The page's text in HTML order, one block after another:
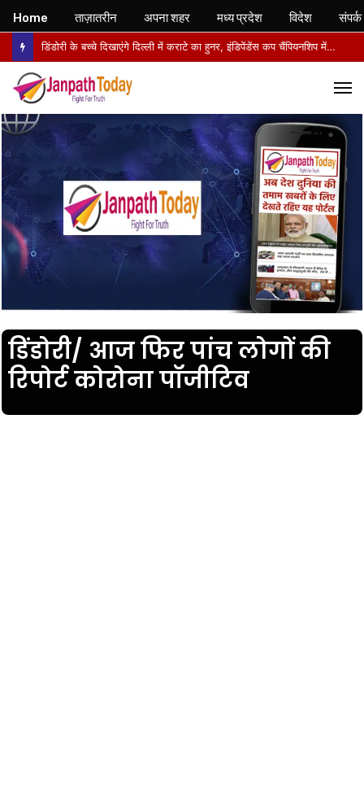
डिंडोरी के बच्चे दिखाएंगे दिल्ली में कराटे का हुनर, इंडिपेंडेंस कप चैंपियनशिप में करेंगे मध्य प्रदेश का प्रतिनिधित्व
डिंडोरी/ आज फिर पांच लोगों की
रिपोर्ट कोरोना पॉजीटिव
Home ताज़ातरीन अपना शहर मध्य प्रदेश विदेश संपर्क